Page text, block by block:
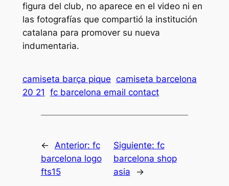
figura del club, no aparece en el video ni en
las fotografías que compartió la institución
catalana para promover su nueva
indumentaria.
camiseta barça pique camiseta barcelona
20 21 fc barcelona email contact
← Anterior: fc
barcelona logo
fts15
Siguiente: fc
barcelona shop
asia
→